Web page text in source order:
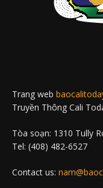
Trang web
Truyền Thông Cali
Tòa soạn: 1310 Tully
Tel: (408) 482-6527
Contact us: